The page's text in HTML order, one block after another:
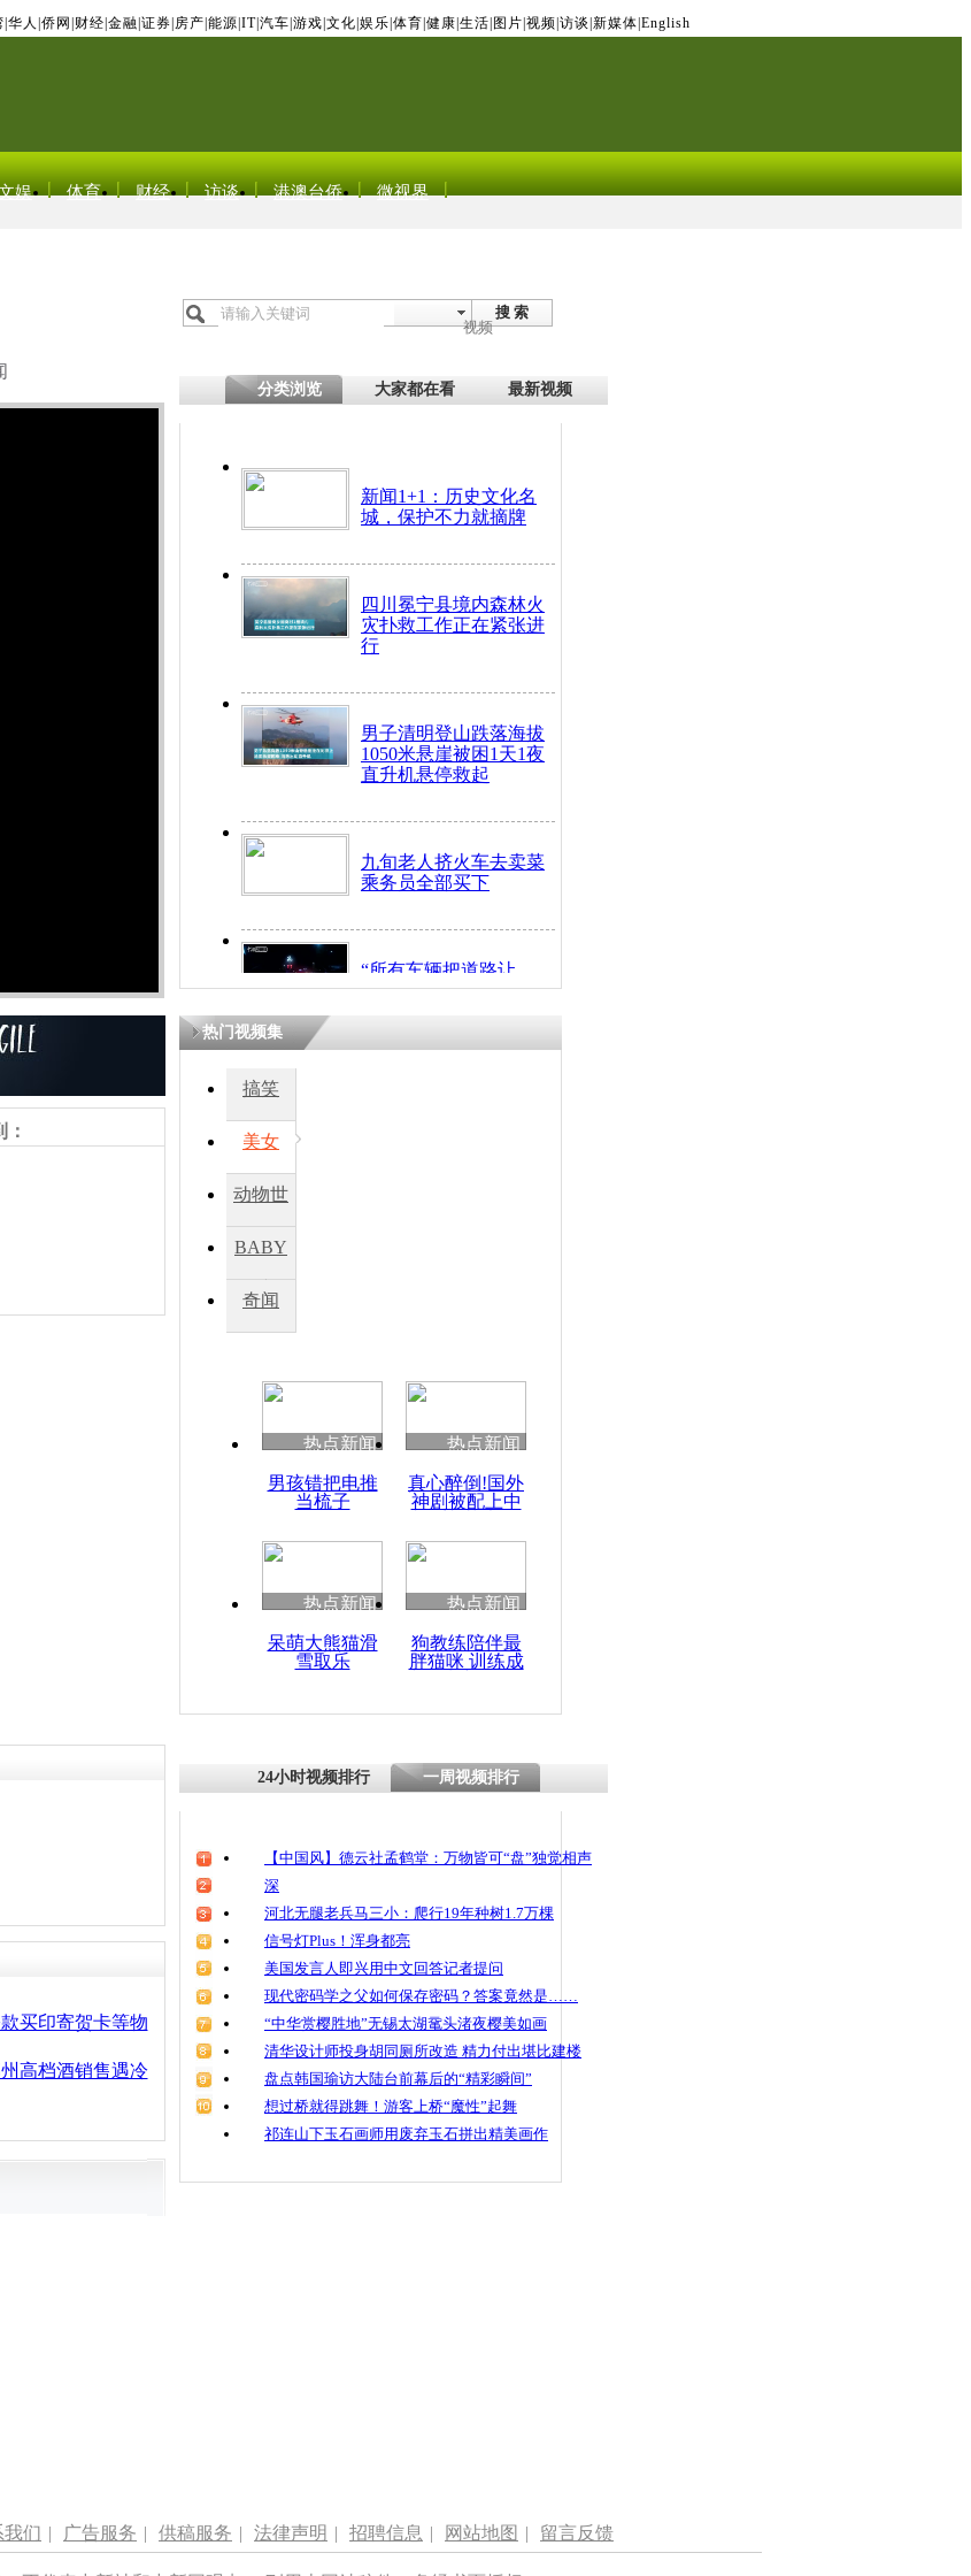
华人 侨网 财经 金融 证券 房产 能源 IT| 汽车 游戏 文化 娱乐 体育 健康 生活 图片 视频 访谈 新媒体 English
娱 体育 财经 访谈 港澳台侨 微视界
搜 索
视频
分类浏览 大家都在看 最新视频
新闻1+1：历史文化名
城，保护不力就摘牌
四川冕宁县境内森林火
灾扑救工作正在紧张进
行
男子清明登山跌落海拔
1050米悬崖被困1天1夜
直升机悬停救起
九旬老人挤火车去卖菜
乘务员全部买下
“所有车辆把道路让
开！”儿童突发疾病交
因
度苗族花山节
魂
热门视频集
搞笑
美女
动物世
BABY
秀
奇闻
热点新闻
男孩错把电推
当梳子
热点新闻
真心醉倒!国外
神剧被配上中
热点新闻
呆萌大熊猫滑
雪取乐
热点新闻
狗教练陪伴最
胖猫咪 训练成
买印寄贺卡等物
高档酒销售遇冷
24小时视频排行 一周视频排行
【中国风】德云社孟鹤堂：万物皆可“盘”独觉相声
深
河北无腿老兵马三小：爬行19年种树1.7万棵
信号灯Plus！浑身都亮
美国发言人即兴用中文回答记者提问
现代密码学之父如何保存密码？答案竟然是……
“中华赏樱胜地”无锡太湖鼋头渚夜樱美如画
清华设计师投身胡同厕所改造 精力付出堪比建楼
盘点韩国瑜访大陆台前幕后的“精彩瞬间”
想过桥就得跳舞！游客上桥“魔性”起舞
祁连山下玉石画师用废弃玉石拼出精美画作
我们 | 广告服务 | 供稿服务 | 法律声明 | 招聘信息 | 网站地图 | 留言反馈